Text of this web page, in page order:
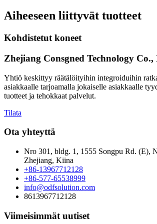
Aiheeseen liittyvät tuotteet
Kohdistetut koneet
Zhejiang Consgned Technology
Yhtiö keskittyy räätälöityihin integroiduihin
asiakkaalle tarjoamalla jokaiselle asiakkaalle
tuotteet ja tehokkaat palvelut.
Tilata
Ota yhteyttä
Nro 301, bldg. 1, 1555 Songpu Rd. (E),
Zhejiang, Kiina
+86-13967712128
+86-577-65538999
info@odfsolution.com
8613967712128
Viimeisimmät uutiset